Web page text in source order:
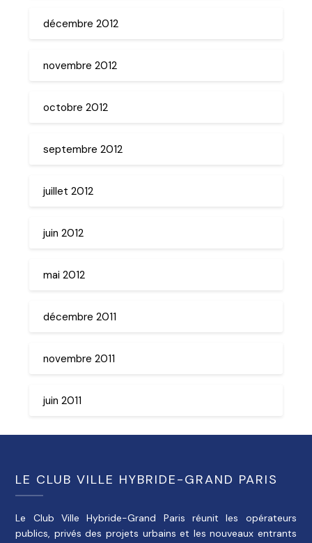
décembre 2012
novembre 2012
octobre 2012
septembre 2012
juillet 2012
juin 2012
mai 2012
décembre 2011
novembre 2011
juin 2011
LE CLUB VILLE HYBRIDE-GRAND PARIS
Le Club Ville Hybride-Grand Paris réunit les opérateurs
publics, privés des projets urbains et les nouveaux entrants